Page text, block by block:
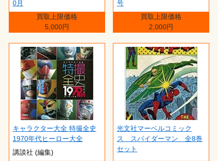
0月
買取上限価格
5,000円
号
買取上限価格
2,000円
キャラクター大全 特撮全史
1970年代ヒーロー大全
講談社 (編集)
光文社マーベルコミック
ス スパイダーマン 全8巻
セット